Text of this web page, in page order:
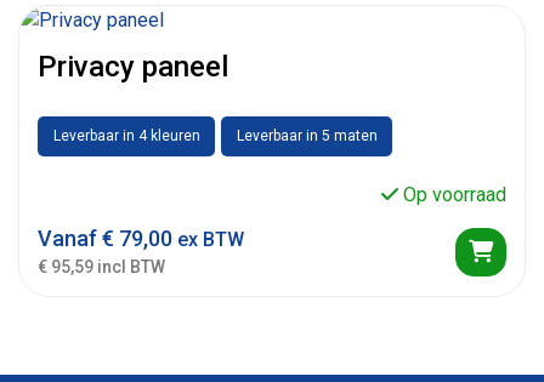
Privacy paneel
Leverbaar in 4 kleuren Leverbaar in 5 maten
Op voorraad
Vanaf€ 79,00 ex BTW
€ 95,59 incl BTW